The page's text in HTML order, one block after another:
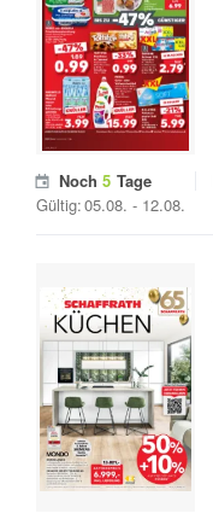
Noch 5 Tage
Gültig:05.08. - 12.08.